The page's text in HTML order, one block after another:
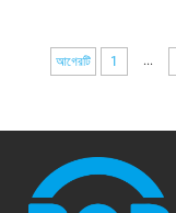
আগেরটি 1 ...